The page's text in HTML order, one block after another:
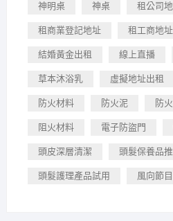
神明桌 神桌 租公司
租商業登記地址 租工商地址
結婚黃金出租 線上直播
草本沐浴乳 虛擬地址出租
防火材料 防火泥 防
阻火材料 電子防盜門
頭皮深層清潔 頭髮保養品
頭髮護理產品試用 風向節目